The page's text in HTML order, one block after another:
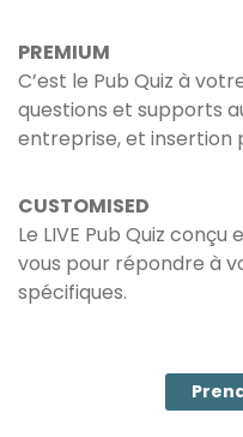
PREMIUM
C’est le Pub Quiz à
questions et supports
entreprise, et insertion
CUSTOMISED
Le LIVE Pub Quiz
vous pour répondre à
spécifiques.